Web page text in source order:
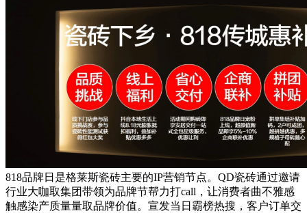
818品牌日是格莱斯瓷砖主要的IP营销节点。QD瓷砖通过邀请
行业大咖取集团带领为品牌节帮力打call，让消费者曲不雅感
触感染产质量量取品牌价值。宣发当日霸榜热搜，客户订单交